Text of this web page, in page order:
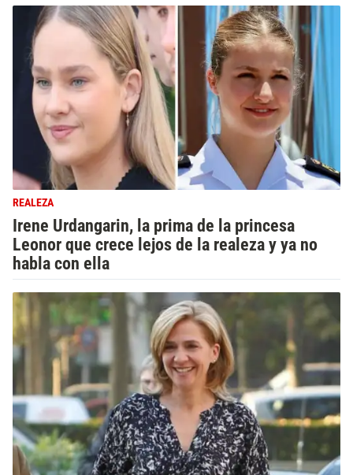
REALEZA
Irene Urdangarin, la prima de la princesa
Leonor que crece lejos de la realeza y ya no
habla con ella